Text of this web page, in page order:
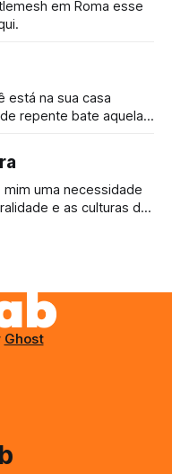
a em Roma esse
está na sua casa
repente bate aquela
comer o pãozinho
decide sair,
uma necessidade
e as culturas da
do #buenvivir. O
Ghost